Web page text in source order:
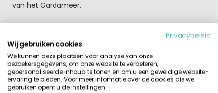
van het Gardameer.
WiFi tegen betaling.
De omgeving wordt gedomineerd door het prachtige
meer, gelegen tussen de beboste heuvels van
Lombardije. Net ten noorden van de camping begint het
beschermde natuurgebied dat bijna de gehele
linkeroever van het Gardameer beslaat: het Parco
Privacybeleid
Wij gebruiken cookies
We kunnen deze plaatsen voor analyse van onze
bezoekersgegevens, om onze website te verbeteren,
gepersonaliseerde inhoud te tonen en om u een geweldige website-
ervaring te bieden. Voor meer informatie over de cookies die we
gebruiken opent u de instellingen.